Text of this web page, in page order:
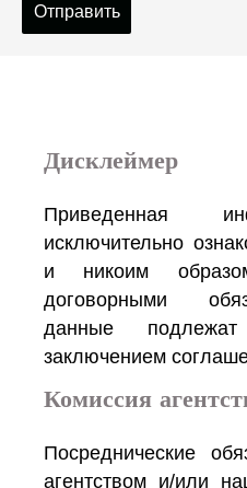
Отправить
Дисклеймер
Приведенная
исключительно
и никоим
договорными
данные
заключением
Комиссия
Посреднические
агентством и/или